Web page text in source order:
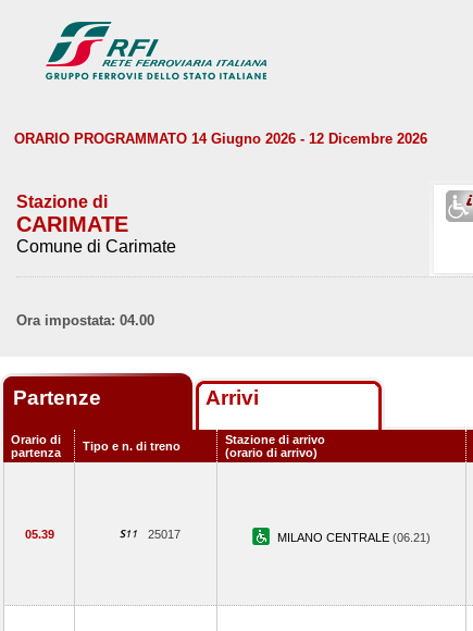
ORARIO PROGRAMMATO 14 Giugno 2026 - 12 Dicembre 2026
Stazione di
CARIMATE
Comune di Carimate
Ora impostata: 04.00
Partenze Arrivi
Orario di
partenza
Tipo e n. di treno
Stazione di arrivo
(orario di arrivo)
05.39 25017 MILANO CENTRALE (06.21)